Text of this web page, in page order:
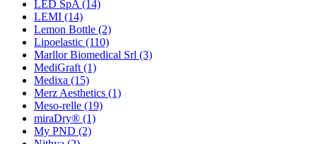
LED SpA (14)
LEMI (14)
Lemon Bottle (2)
Lipoelastic (110)
Marllor Biomedical Srl (3)
MediGraft (1)
Medixa (15)
Merz Aesthetics (1)
Meso-relle (19)
miraDry® (1)
My PND (2)